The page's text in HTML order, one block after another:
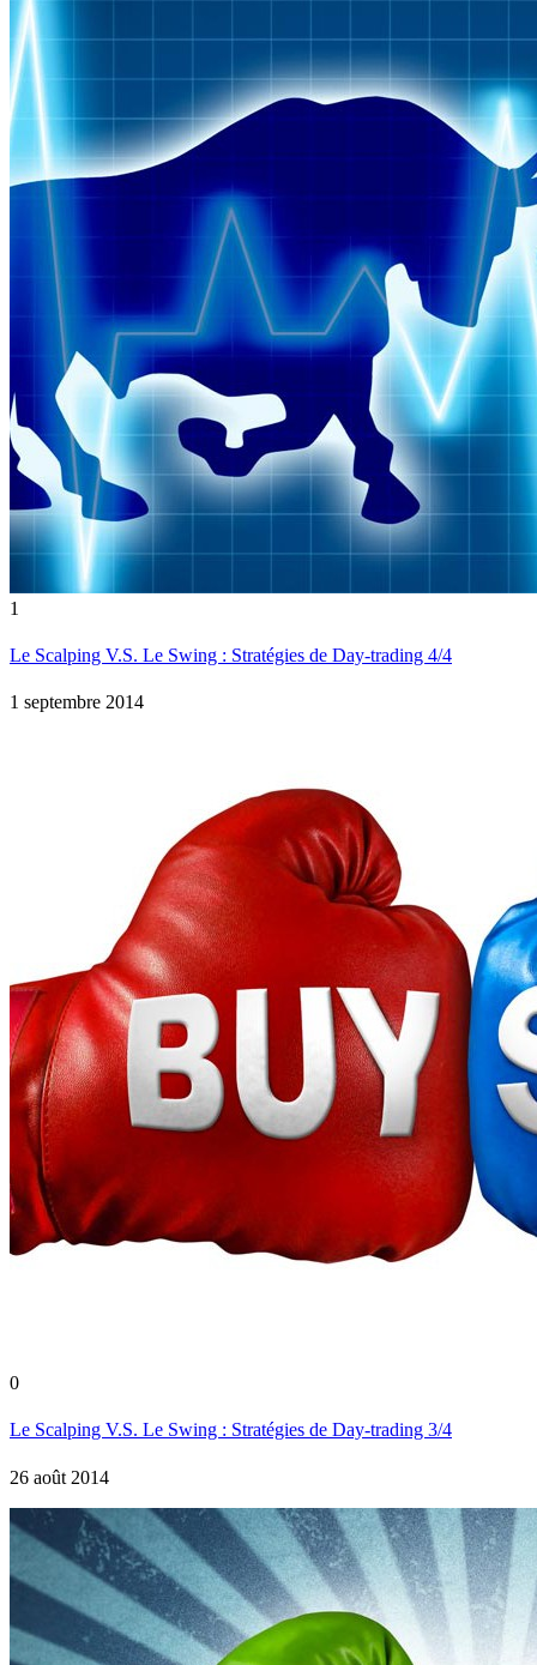
1
Le Scalping V.S. Le Swing : Stratégies de Day-trading 4/4
1 septembre 2014
0
Le Scalping V.S. Le Swing : Stratégies de Day-trading 3/4
26 août 2014